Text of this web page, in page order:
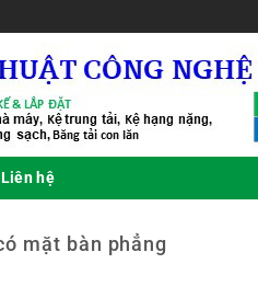
Liên hệ
mặt bàn phẳng